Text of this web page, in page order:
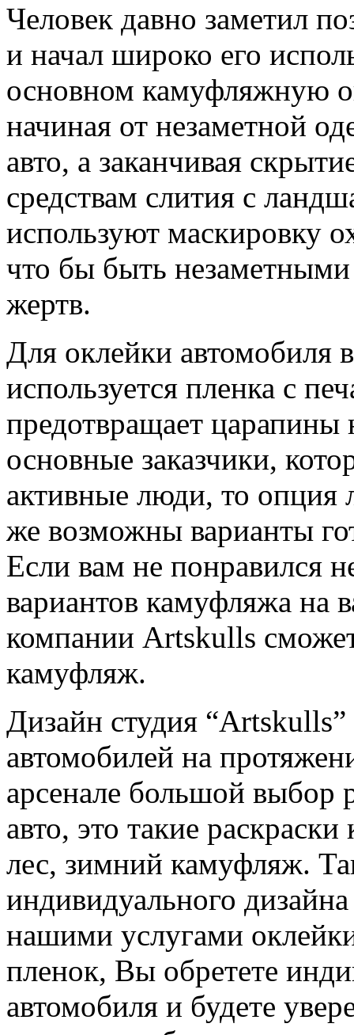
Человек давно заметил
и начал широко его
основном камуфляжную
начиная от незаметной
авто, а заканчивая
средствам слития с
используют маскировку
что бы быть
жертв.
Для оклейки автомобиля
используется пленка с
предотвращает царапины
основные заказчики,
активные люди, то опция
же возможны варианты
Если вам не понравился
вариантов камуфляжа на
компании Artskulls
камуфляж.
Дизайн студия “Artskulls”
автомобилей на
арсенале большой выбор
авто, это такие
лес, зимний камуфляж.
индивидуального
нашими услугами
пленок, Вы обретете
автомобиля и будете